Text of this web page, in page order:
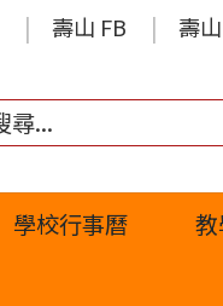
壽山 FB 壽
學校行事曆